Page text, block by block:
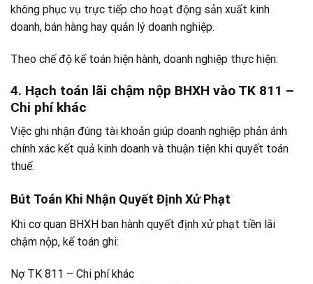
không phục vụ trực tiếp cho hoạt động sản xuất kinh
doanh, bán hàng hay quản lý doanh nghiệp.
Theo chế độ kế toán hiện hành, doanh nghiệp thực hiện:
4. Hạch toán lãi chậm nộp BHXH vào TK 811 –
Chi phí khác
Việc ghi nhận đúng tài khoản giúp doanh nghiệp phản ánh
chính xác kết quả kinh doanh và thuận tiện khi quyết toán
thuế.
Bút Toán Khi Nhận Quyết Định Xử Phạt
Khi cơ quan BHXH ban hành quyết định xử phạt tiền lãi
chậm nộp, kế toán ghi:
Nợ TK 811 – Chi phí khác